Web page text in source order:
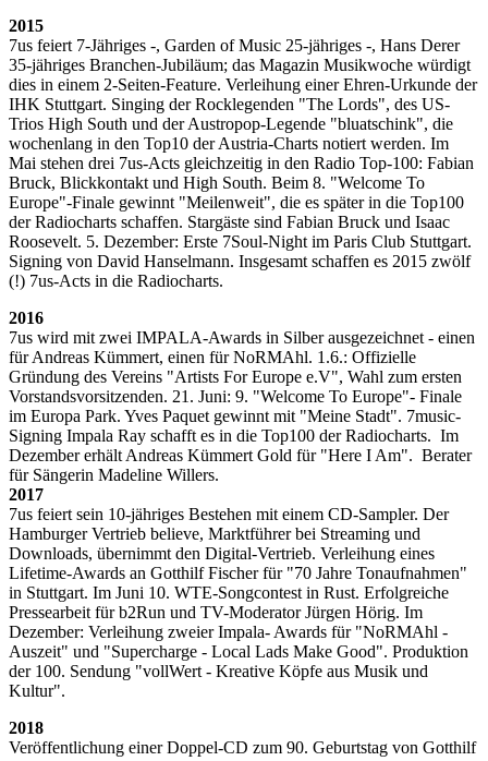
2015
7us feiert 7-Jähriges -, Garden of Music 25-jähriges -, Hans Derer
35-jähriges Branchen-Jubiläum; das Magazin Musikwoche würdigt
dies in einem 2-Seiten-Feature. Verleihung einer Ehren-Urkunde der
IHK Stuttgart. Singing der Rocklegenden "The Lords", des US-
Trios High South und der Austropop-Legende "bluatschink", die
wochenlang in den Top10 der Austria-Charts notiert werden. Im
Mai stehen drei 7us-Acts gleichzeitig in den Radio Top-100: Fabian
Bruck, Blickkontakt und High South. Beim 8. "Welcome To
Europe"-Finale gewinnt "Meilenweit", die es später in die Top100
der Radiocharts schaffen. Stargäste sind Fabian Bruck und Isaac
Roosevelt. 5. Dezember: Erste 7Soul-Night im Paris Club Stuttgart.
Signing von David Hanselmann. Insgesamt schaffen es 2015 zwölf
(!) 7us-Acts in die Radiocharts.
2016
7us wird mit zwei IMPALA-Awards in Silber ausgezeichnet - einen
für Andreas Kümmert, einen für NoRMAhl. 1.6.: Offizielle
Gründung des Vereins "Artists For Europe e.V", Wahl zum ersten
Vorstandsvorsitzenden. 21. Juni: 9. "Welcome To Europe"- Finale
im Europa Park. Yves Paquet gewinnt mit "Meine Stadt". 7music-
Signing Impala Ray schafft es in die Top100 der Radiocharts. Im
Dezember erhält Andreas Kümmert Gold für "Here I Am". Berater
für Sängerin Madeline Willers.
2017
7us feiert sein 10-jähriges Bestehen mit einem CD-Sampler. Der
Hamburger Vertrieb believe, Marktführer bei Streaming und
Downloads, übernimmt den Digital-Vertrieb. Verleihung eines
Lifetime-Awards an Gotthilf Fischer für "70 Jahre Tonaufnahmen"
in Stuttgart. Im Juni 10. WTE-Songcontest in Rust. Erfolgreiche
Pressearbeit für b2Run und TV-Moderator Jürgen Hörig. Im
Dezember: Verleihung zweier Impala- Awards für "NoRMAhl -
Auszeit" und "Supercharge - Local Lads Make Good". Produktion
der 100. Sendung "vollWert - Kreative Köpfe aus Musik und
Kultur".
2018
Veröffentlichung einer Doppel-CD zum 90. Geburtstag von Gotthilf